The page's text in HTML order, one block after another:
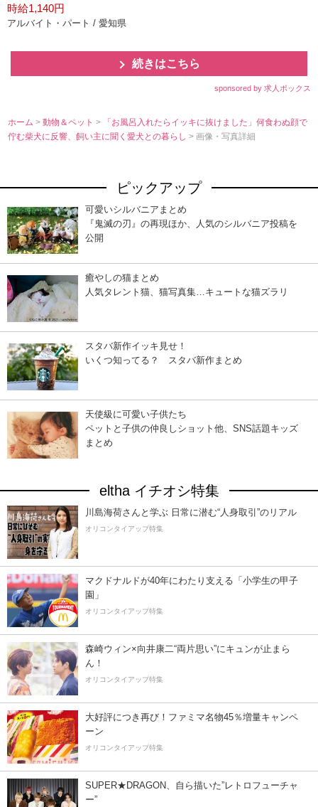
時給1,140円
アルバイト・パート / 愛知県
続きはこちら
sponsored by 求人ボックス
ホーム >動物＆ペット>
「お風呂入れたらイッキに抜けました」何食わぬ顔で
佇む柴犬に反響、飼い主に聞く愛犬との暮らし> 画像・写真詳細
ピックアップ
可愛いシルバニアまとめ
『鬼滅の刃』の再現ほか、人気のシルバニア投稿を
公開
癒やしの猫まとめ
人気タレント猫、猫写真集…キュートな猫ズラリ
スタバ新作イッキ見せ！
いくつ知ってる？ スタバ新作まとめ
天使級に可愛い子供たち
ペットと子供の仲良しショット他、SNS話題キッズ
まとめ
eltha イチオシ特集
川島海荷さんと学ぶ 日常に潜む“人身取引”のリアル
オリコンタイアップ特集
マクドナルドが40年にわたり支える「小学生の甲子
園」
オリコンタイアップ特集
森崎ウィン×向井康二“両片思い”にキュンが止まら
ん！
オリコンタイアップ特集
大好評につき再び！ファミマ名物45％増量キャンペ
ーン
オリコンタイアップ特集
SUPER★DRAGON、自ら描いた”レトロフューチャ
ー”